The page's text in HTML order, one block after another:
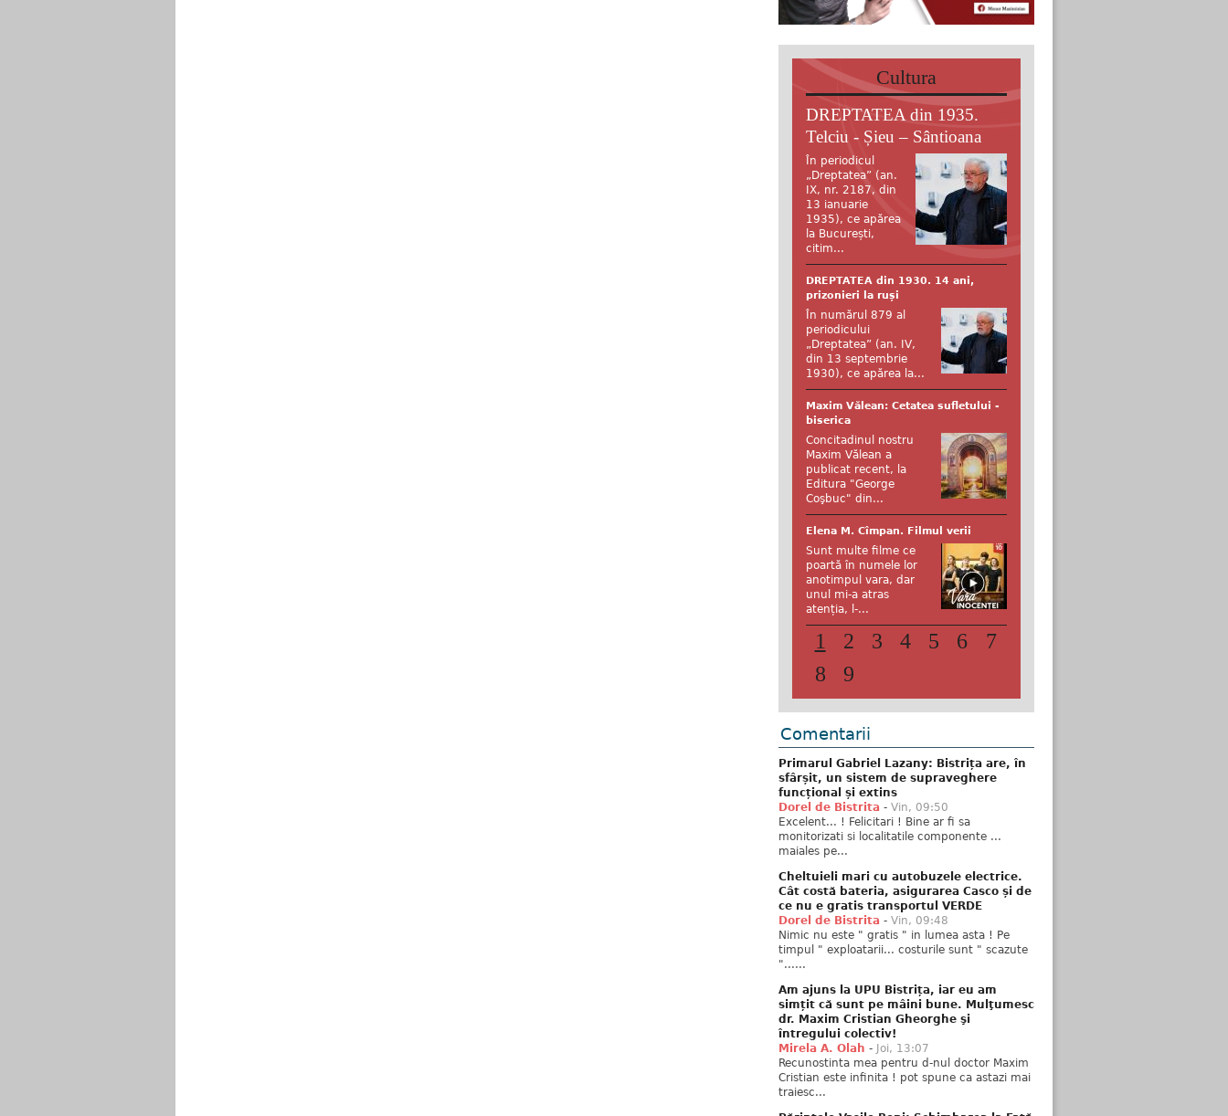
Cultura
DREPTATEA din 1935.
Telciu - Șieu – Sântioana
În periodicul
„Dreptatea” (an.
IX, nr. 2187, din
13 ianuarie
1935), ce apărea
la București,
citim...
DREPTATEA din 1930. 14 ani,
prizonieri la ruși
În numărul 879 al
periodicului
„Dreptatea” (an. IV,
din 13 septembrie
1930), ce apărea la...
Maxim Vălean: Cetatea sufletului -
biserica
Concitadinul nostru
Maxim Vălean a
publicat recent, la
Editura "George
Coşbuc" din...
Elena M. Cîmpan. Filmul verii
Sunt multe filme ce
poartă în numele lor
anotimpul vara, dar
unul mi-a atras
atenția, l-...
1 2 3 4 5 6
7
8
9
Comentarii
Primarul Gabriel Lazany: Bistrița are, în
sfârșit, un sistem de supraveghere
funcțional și extins
Dorel de Bistrita - Vin, 09:50
Excelent... ! Felicitari ! Bine ar fi sa
monitorizati si localitatile componente ...
maiales pe...
Cheltuieli mari cu autobuzele electrice.
Cât costă bateria, asigurarea Casco și de
ce nu e gratis transportul VERDE
Dorel de Bistrita - Vin, 09:48
Nimic nu este " gratis " in lumea asta ! Pe
timpul " exploatarii... costurile sunt " scazute
"......
Am ajuns la UPU Bistrița, iar eu am
simțit că sunt pe mâini bune. Mulţumesc
dr. Maxim Cristian Gheorghe şi
întregului colectiv!
Mirela A. Olah - Joi, 13:07
Recunostinta mea pentru d-nul doctor Maxim
Cristian este infinita ! pot spune ca astazi mai
traiesc...